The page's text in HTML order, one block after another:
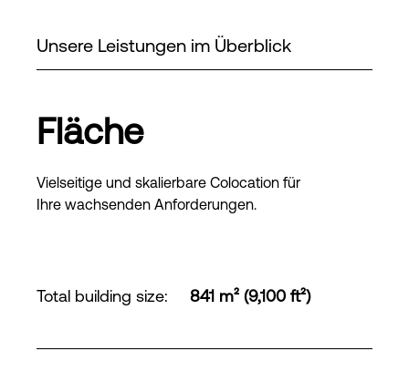
Unsere Leistungen im Überblick
Fläche
Vielseitige und skalierbare Colocation für
Ihre wachsenden Anforderungen.
Total building size: 841 m² (9,100 ft²)